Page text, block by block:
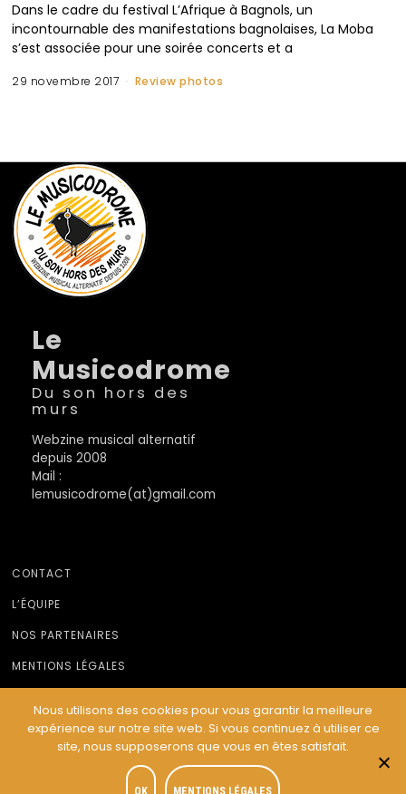
Dans le cadre du festival L’Afrique à Bagnols, un
incontournable des manifestations bagnolaises, La Moba
s’est associée pour une soirée concerts et a
29 novembre 2017 Review photos
Le
Musicodrome
Du son hors des
murs
Webzine musical alternatif
depuis 2008
Mail :
lemusicodrome(at)gmail.com
CONTACT
L’ÉQUIPE
NOS PARTENAIRES
MENTIONS LÉGALES
© Le Musicodrome 2022 - Webdesign :Cereal Concept
Nous utilisons des cookies pour vous garantir la meilleure
expérience sur notre site web. Si vous continuez à utiliser ce
site, nous supposerons que vous en êtes satisfait.
OK MENTIONS LÉGALES